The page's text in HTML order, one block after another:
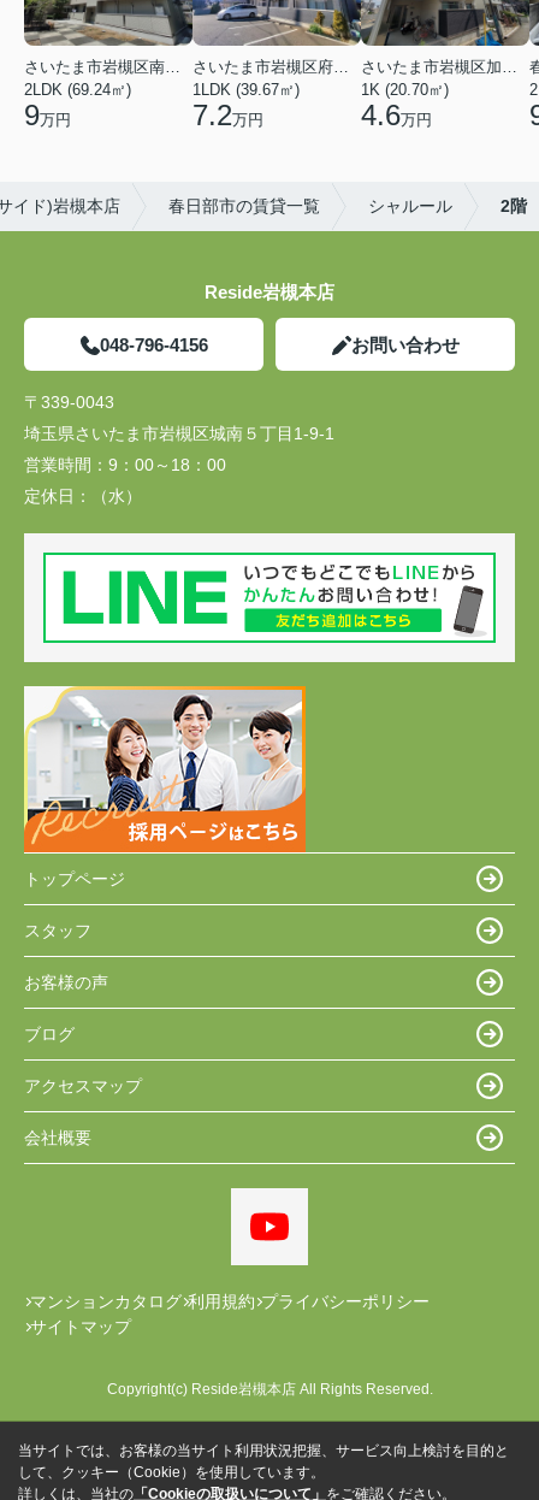
さいたま市岩槻区南平野４丁目
2LDK (69.24㎡)
9万円
さいたま市岩槻区府内１丁目
1LDK (39.67㎡)
7.2万円
さいたま市岩槻区加倉１丁目
1K (20.70㎡)
4.6万円
イド)岩槻本店 春日部市の賃貸一覧 シャルール 2階
Reside岩槻本店
048-796-4156 お問い合わせ
〒339-0043
埼玉県さいたま市岩槻区城南５丁目1-9-1
営業時間： 9：00～18：00
定休日：
（水）
トップページ
スタッフ
お客様の声
ブログ
アクセスマップ
会社概要
マンションカタログ 利用規約 プライバシーポリシー
サイトマップ
Copyright(c) Reside岩槻本店 All Rights Reserved.
当サイトでは、お客様の当サイト利用状況把握、サービス向上検討を目的と
して、クッキー（Cookie）を使用しています。
詳しくは、当社の 「Cookieの取扱いについて」 をご確認ください。